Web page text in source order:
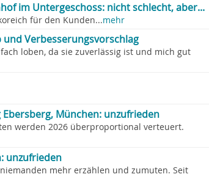
im Untergeschoss: nicht schlecht, aber...
für den Kunden...mehr
und Verbesserungsvorschlag
loben, da sie zuverlässig ist und mich gut
München: unzufrieden
werden 2026 überproportional verteuert.
unzufrieden
mehr erzählen und zumuten. Seit